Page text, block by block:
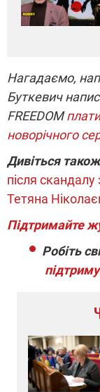
Нагадаємо,
Буткевич
FREEDOM
новорічного
Дивіться
після
Тетяна
Підтримайте
Робіть